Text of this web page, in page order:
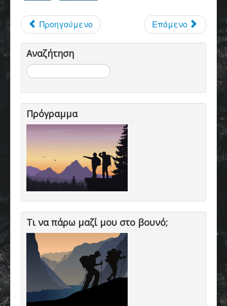
Προηγούμενο Επόμενο
Αναζήτηση
Αναζήτηση...
Πρόγραμμα
Τι να πάρω μαζί μου στο βουνό;